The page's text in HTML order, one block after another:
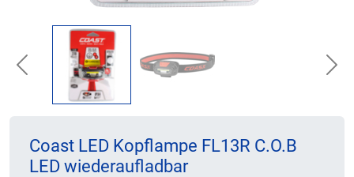
Previous
Coast LED Kopflampe FL13R C.O.B
LED wiederaufladbar